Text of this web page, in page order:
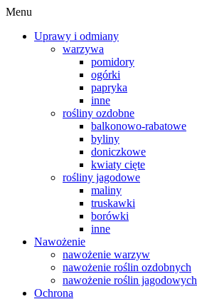
Menu
Uprawy i odmiany
warzywa
pomidory
ogórki
papryka
inne
rośliny ozdobne
balkonowo-rabatowe
byliny
doniczkowe
kwiaty cięte
rośliny jagodowe
maliny
truskawki
borówki
inne
Nawożenie
nawożenie warzyw
nawożenie roślin ozdobnych
nawożenie roślin jagodowych
Ochrona